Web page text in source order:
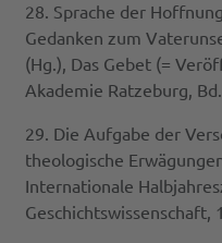
28. Sprache der
Gedanken zum
(Hg.), Das Gebet (=
Akademie Ratzeburg,
29. Die Aufgabe der
theologische
Internationale
Geschichtswissenschaft,